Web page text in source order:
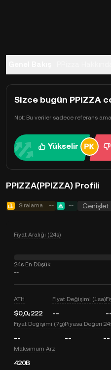
Sizce bugün PPIZZA
Not: Bu veriler sadece referans
Yükselir
PPIZZA(PPIZZA) Profili
Sıralama -- -- Genişlet
Fiyat Aralığı (24s)
24s En Düşük
--
ATH
$0,0₄222
Fiyat Değişimi (1sa)
--
Fiyat Değişimi (7g)
--
Piyasa Değeri
-- --
Maksimum Arz
420B